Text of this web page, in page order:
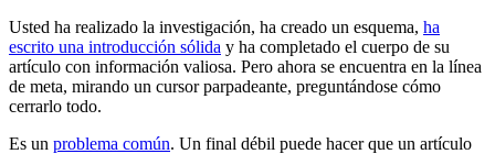
Usted ha realizado la investigación, ha creado un esquema, ha
escrito una introducción sólida y ha completado el cuerpo de su
artículo con información valiosa. Pero ahora se encuentra en la línea
de meta, mirando un cursor parpadeante, preguntándose cómo
cerrarlo todo.
Es un problema común. Un final débil puede hacer que un artículo